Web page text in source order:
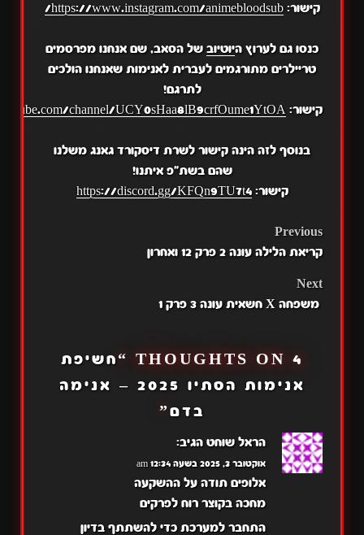
קישור:https://www.instagram.com/animebloodsub/
כנסו גם לערוץ היוטיוב של הסאב, שם אנחנו מפרסמים
טריילרים מתורגמים לעברית לאנימות שאנחנו הולכים
לתרגם!
קישור: channel/UCY0sHaa8lB9crfOume1YtOA
בנוסף לזה הינה קישור לשרת דיסקורד גאנג משלנו
שהם בשת"פ איתנו!
קישור:https://discord.gg/KFQn9TU7t4
POST
Previous
קריאת הלילה עונה 2 פרק 12 ואחרון
Next
משפחה X חשאית עונה 3 פרק 1
4 THOUGHTS ON “
חשיפת
אנימות הסתיו 2025 – אנימה
בדם ”
הראל שוחט הגיב:
אוקטובר 3, 2025 בשעה 12:34 am
אלופים תודה על ההשקעה
מחכה בקוצר רוח לפרקים
התחבר למערכת כדי להשתתף בדיון